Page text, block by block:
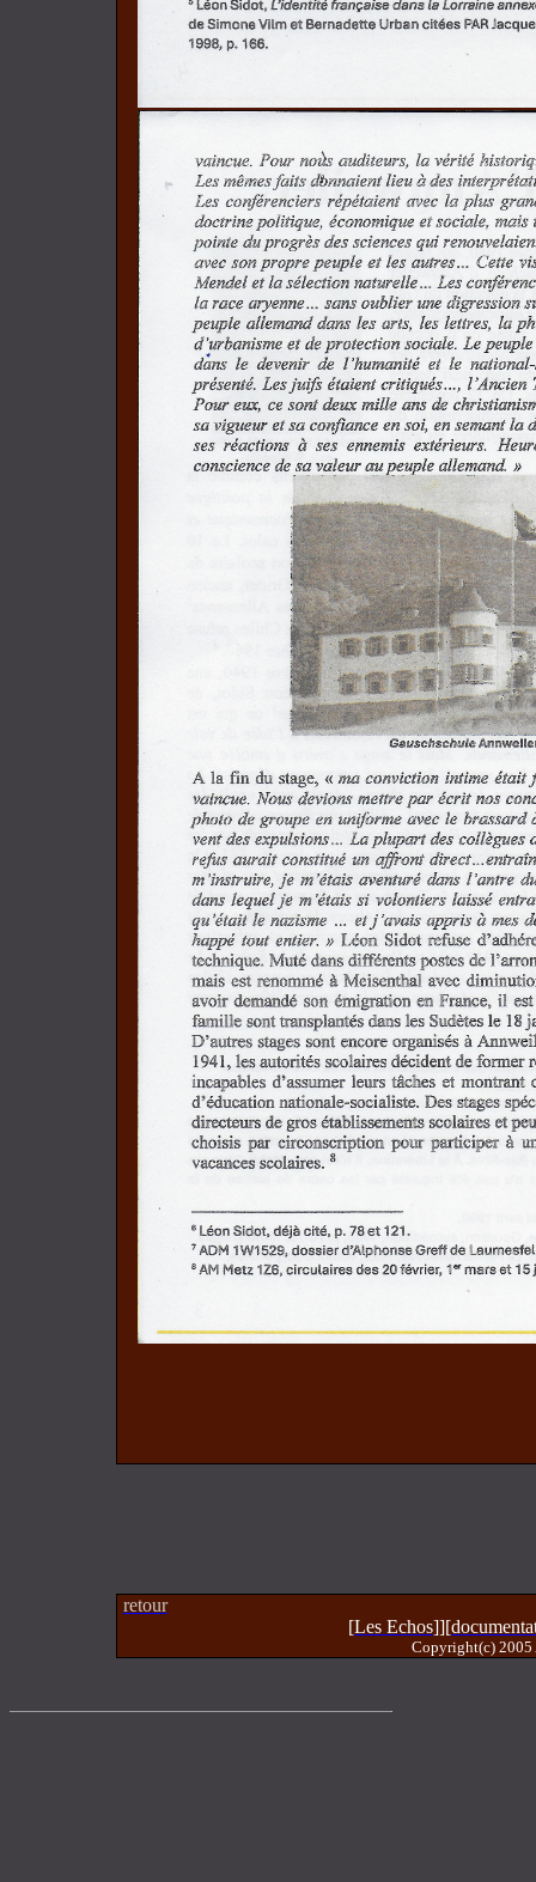
retour
[Les Echos]][
Copyright(c) 2005